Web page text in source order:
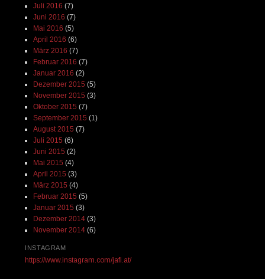
Juli 2016 (7)
Juni 2016 (7)
Mai 2016 (5)
April 2016 (6)
März 2016 (7)
Februar 2016 (7)
Januar 2016 (2)
Dezember 2015 (5)
November 2015 (3)
Oktober 2015 (7)
September 2015 (1)
August 2015 (7)
Juli 2015 (6)
Juni 2015 (2)
Mai 2015 (4)
April 2015 (3)
März 2015 (4)
Februar 2015 (5)
Januar 2015 (3)
Dezember 2014(3)
November 2014(6)
INSTAGRAM
https://www.instagram.com/jafi.at/